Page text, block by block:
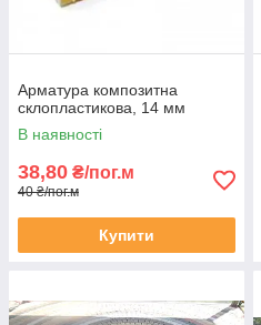
Арматура композитна
склопластикова, 14 мм
В наявності
38,80 ₴/пог.м
40 ₴/пог.м
Купити